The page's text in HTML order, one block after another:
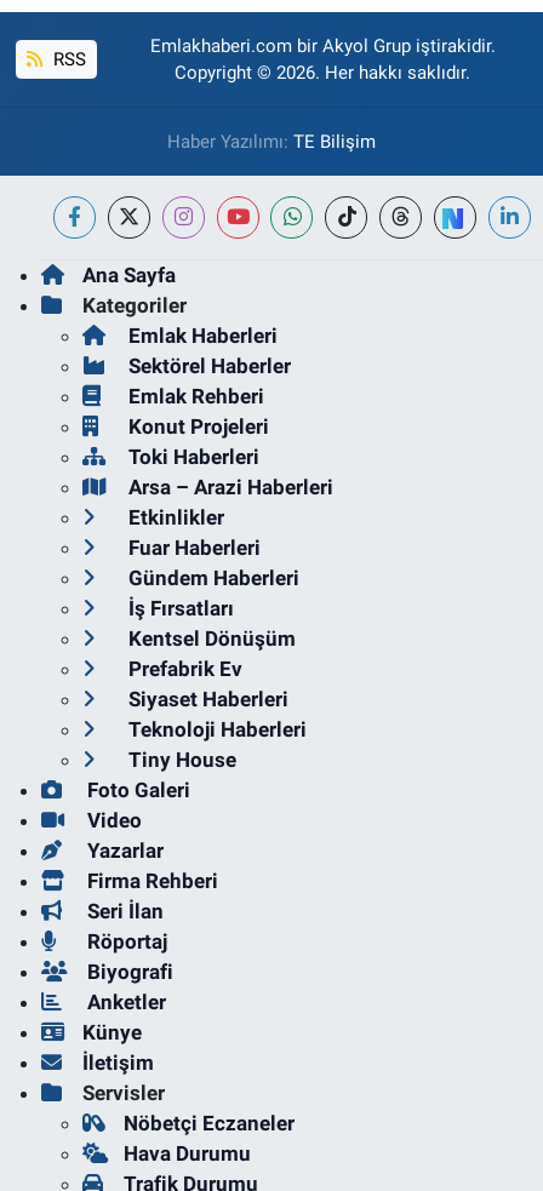
RSS
Emlakhaberi.com bir Akyol Grup iştirakidir.
Copyright © 2026. Her hakkı saklıdır.
Haber Yazılımı: TE Bilişim
Ana Sayfa
Kategoriler
Emlak Haberleri
Sektörel Haberler
Emlak Rehberi
Konut Projeleri
Toki Haberleri
Arsa – Arazi Haberleri
Etkinlikler
Fuar Haberleri
Gündem Haberleri
İş Fırsatları
Kentsel Dönüşüm
Prefabrik Ev
Siyaset Haberleri
Teknoloji Haberleri
Tiny House
Foto Galeri
Video
Yazarlar
Firma Rehberi
Seri İlan
Röportaj
Biyografi
Anketler
Künye
İletişim
Servisler
Nöbetçi Eczaneler
Hava Durumu
Trafik Durumu